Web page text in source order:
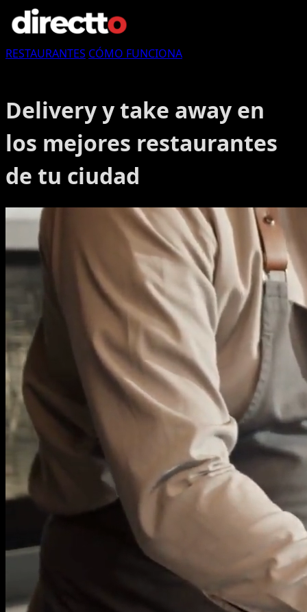
RESTAURANTES CÓMO FUNCIONA
Delivery y take away en
los mejores restaurantes
de tu ciudad